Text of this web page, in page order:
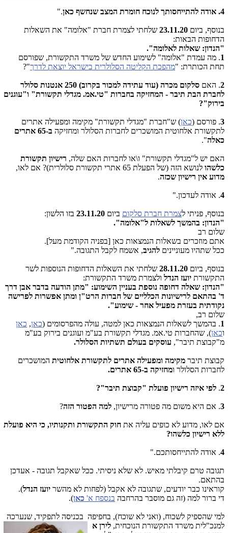
4. אודה להתייחסותך לנוכח חומרת המצב שנחשף כאן ."
בנוסף, ביום 23.11.20 שלחתי לצמרת חברת "אלומה" את השאלות
הדחופות הבאות:
"הנדון: שאלות לאלומה".
1. מה עמדת "אלומה" לשימוע החדש של משרד התקשורת, שפורסם
תחת הכותרת: "מהפכת הקליטה הסלולרית בישראל יוצאת לדרך"?
2. האם
סלקום מכרה (עוד עתידה למכור בקרוב) 250 אנטנות סלולר
לחברת הבת תיבר - המחזיקה בחברות "טי.אמ. מגדלי תקשורת" ו"עוגנים
בירוק"?
3. פורסם (כאן) ש"חברת "מגדלי תקשורת" מקימה ומפעילה אתרים
לתקשורת אלחוטית המושכרים לחברות הסלולר ומחזיקה
ב-65 אתרים
כאלה".
האם יש ל"מגדלי תקשורת" ו\או לחברות האם שלה, רישיון תקשורת
כלשהו לנושא הזה (של הפעלת 65 אתרי תקשורת סלולרית)? אם לאו,
מדוע אין רישיון שכזה.
4. אודה לעדכון."
בנוסף, פניתי לצמרת חברת סלקום ביום 23.11.20 בזו הלשון:
"הנדון: בהמשך לשאלות ל"אלומה".
שלום רב
אתם מוזכרים בשאלות הנמצאות כאן [בפניה הקודמת מעל].
ככל שתהיו מעוניינים להגיב, אשמח לקבל התגובה."
בנוסף, ביום 28.11.20 שלחתי את השאלות הדחופות הנוספות לשר
התקשורת יועז הנדל ולצמרת משרד התקשורת:
"הנדון: שאלה דחופה נוספת בעניין השימוע: "מתן הודעה בדבר אבן דרך
ד' בהתאם לרישיונות הכלליים של חברות הרט"ן ומתן אפשרות לפרישה
נקודתית בעזרת מפעיל אחר - שימוע".
שלום רב,
1. בהמשך לשאלות הנמצאות כאן למטה, עולה מהפרסומים (כאן, כאן
וכאן), שהחברות טי.אמ. מגדלי תקשורת בע"מ ועוגנים בירוק בע"מ
מ"קבוצת תיבר", עוסקים בעולם תשתיות הסלולר.
קבוצת תיבר מקימה ומפעילה אתרים לתקשורת אלחוטית המושכרים
לחברות הסלולר ומחזיקה ב-65 אתרים .
2
. לפי איזה רישיון פועלת "קבוצת תיבר"?
3. אם היא משום מה פטורה מרישיון, למה הפטור הזה?
אם לאו, מדוע לא כופים עליה את חוק התקשורת ותקנותיו, כי היא פועלת
ללא רישיון כלשהו?
4. אודה להתייחסותכם."
תגובה טרם קיבלתי מאיש. לא שלא ניסיתי. ככל שאקבל תגובה - אעדכן
בהתאם.
קוראינו כבר יודעים, שתגובה לא אקבל (לפחות לא מהשר יועז הנדל).
די ברור למה (זה גם מוסבר בהרחבה בנספח א' כאן).
למי שהספיק לשכוח, (ואני לא שוכח), בחפיפה בכניסה לתפקיד, שנערכה
למנכ"לית משרד התקשורת הנוכחית, לירן א